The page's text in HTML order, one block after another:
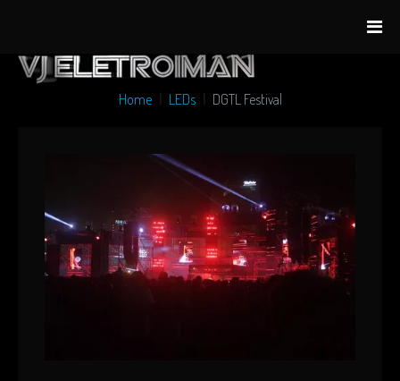
Home LEDs DGTL Festival